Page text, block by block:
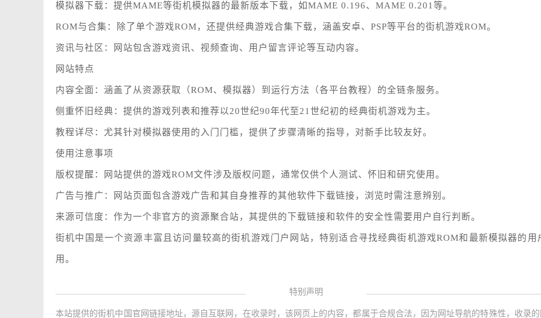
模拟器下载：提供MAME等街机模拟器的最新版本下载，如MAME 0.196、MAME 0.201等。
ROM与合集：除了单个游戏ROM，还提供经典游戏合集下载，涵盖安卓、PSP等平台的街机游戏ROM。
资讯与社区：网站包含游戏资讯、视频查询、用户留言评论等互动内容。
网站特点
内容全面：涵盖了从资源获取（ROM、模拟器）到运行方法（各平台教程）的全链条服务。
侧重怀旧经典：提供的游戏列表和推荐以20世纪90年代至21世纪初的经典街机游戏为主。
教程详尽：尤其针对模拟器使用的入门门槛，提供了步骤清晰的指导，对新手比较友好。
使用注意事项
版权提醒：网站提供的游戏ROM文件涉及版权问题，通常仅供个人测试、怀旧和研究使用。
广告与推广：网站页面包含游戏广告和其自身推荐的其他软件下载链接，浏览时需注意辨别。
来源可信度：作为一个非官方的资源聚合站，其提供的下载链接和软件的安全性需要用户自行判断。
街机中国是一个资源丰富且访问量较高的街机游戏门户网站，特别适合寻找经典街机游戏ROM和最新模拟器的用
用。
特别声明
本站提供的街机中国官网链接地址，源自互联网，在收录时，该网页上的内容，都属于合规合法，因为网址导航的特殊性，收录